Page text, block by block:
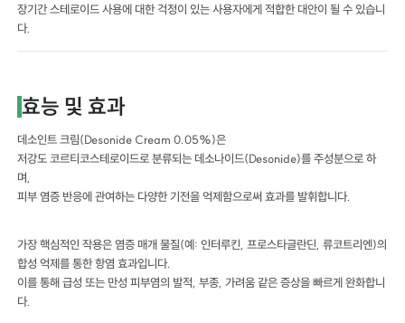
장기간 스테로이드 사용에 대한 걱정이 있는 사용자에게 적합한 대안이 될 수 있습니
다.
효능 및 효과
데소인트 크림(Desonide Cream 0.05%)은
저강도 코르티코스테로이드로 분류되는 데소나이드(Desonide)를 주성분으로 하
며,
피부 염증 반응에 관여하는 다양한 기전을 억제함으로써 효과를 발휘합니다.
가장 핵심적인 작용은 염증 매개 물질(예: 인터루킨, 프로스타글란딘, 류코트리엔)의
합성 억제를 통한 항염 효과입니다.
이를 통해 급성 또는 만성 피부염의 발적, 부종, 가려움 같은 증상을 빠르게 완화합니
다.